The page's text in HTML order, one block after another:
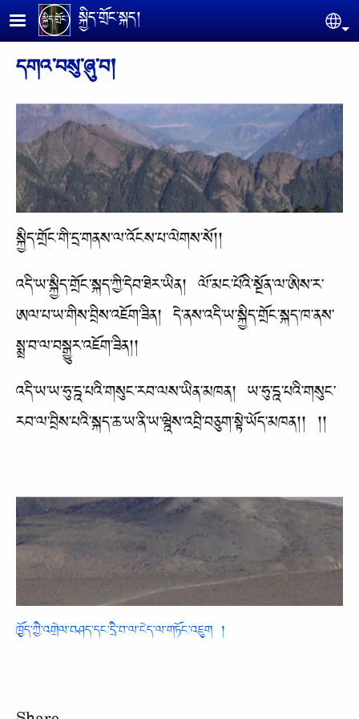
Skip to main content
སྐྱིད་གྲོང་སྐད།
དགའ་བསུ་ཞུ་བ།
སྐྱིད་གྲོང་གི་དྲ་གནས་ལ་འོངས་པ་ལེགས་སོ།།
འདི་ཡ་སྐྱིད་གྲོང་སྐད་ཀྱི་དེབ་ཐེར་ཡིན། ལོ་མང་པོའི་སྔོན་ལ་ཨིས་ར་
ཨལ་པ་ཡ་གིས་བྲིས་འཇོག་ཟིན། དེ་ནས་འདི་ཡ་སྐྱིད་གྲོང་སྐད་ཁ་ནས་
སྨྲ་བ་ལ་བསྒྱུར་འཇོག་ཟིན།།
འདི་ཡ་ཡ་ཧུ་དྰ་པའི་གསུང་རབ་ལས་ཡིན་མཁན། ཡ་ཧུ་དྰ་པའི་གསུང་
རབ་ལ་བྲིས་པའི་སྐད་ཆ་ཡ་ནི་ཡ་ཝྰེས་འབྲི་བཅུག་སྟེ་ཡོད་མཁན།། །།
ཁྱོད་ཀྱི་འགྲེལ་བཤད་དང་དྲི་བ་ལ་ངེད་ལ་གཏོང་འཇུག །